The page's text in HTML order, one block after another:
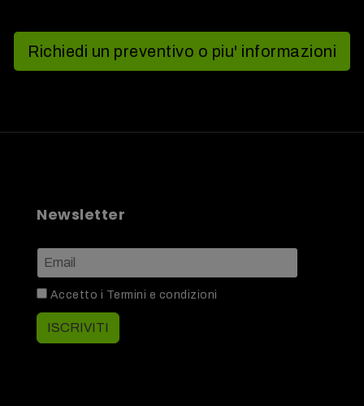
Richiedi un preventivo o piu' informazioni
Newsletter
Accetto i Termini e condizioni
ISCRIVITI